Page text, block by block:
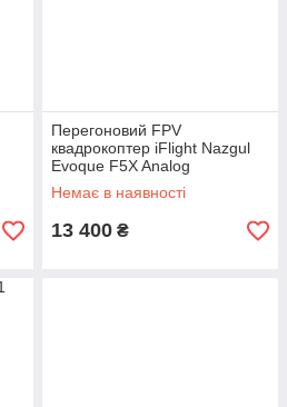
Перегоновий FPV
квадрокоптер iFlight Nazgul
Evoque F5X Analog
Немає в наявності
13 400 ₴